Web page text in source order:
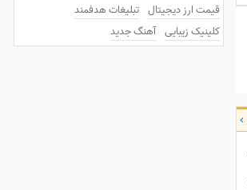
قیمت ارز دیجیتال تبلیغات هدفمند
کلینیک زیبایی آهنگ جدید